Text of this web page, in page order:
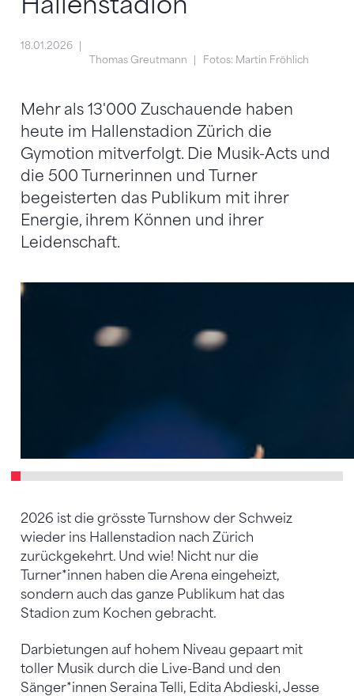
18.01.2026
Thomas Greutmann
Fotos: Martin Fröhlich
Mehr als 13'000 Zuschauende haben
heute im Hallenstadion Zürich die
Gymotion mitverfolgt. Die Musik-Acts und
die 500 Turnerinnen und Turner
begeisterten das Publikum mit ihrer
Energie, ihrem Können und ihrer
Leidenschaft.
2026 ist die grösste Turnshow der Schweiz
wieder ins Hallenstadion nach Zürich
zurückgekehrt. Und wie! Nicht nur die
Turner*innen haben die Arena eingeheizt,
sondern auch das ganze Publikum hat das
Stadion zum Kochen gebracht.
Darbietungen auf hohem Niveau gepaart mit
toller Musik durch die Live-Band und den
Sänger*innen Seraina Telli, Edita Abdieski, Jesse